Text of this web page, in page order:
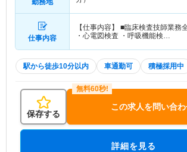
勤務地
仕事内容
【仕事内容】 ■臨床検査技師業務
・心電図検査 ・呼吸機能検…
駅から徒歩10分以内 車通勤可 積極採用中
保存する
この求人を問い合
詳細を見る